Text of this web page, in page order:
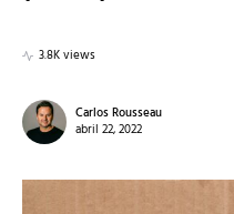
3.8K views
Carlos Rousseau
abril 22, 2022